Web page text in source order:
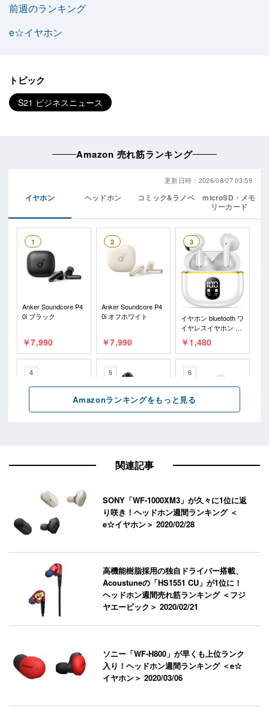
前週のランキング
e☆イヤホン
トピック
S21 ビジネスニュース
関連記事
SONY「WF-1000XM3」が久々に1位に返
り咲き！ヘッドホン週間ランキング ＜
e☆イヤホン＞2020/02/28
高機能樹脂採用の独自ドライバー搭載、
Acoustuneの「HS1551 CU」が1位に！
ヘッドホン週間売れ筋ランキング ＜フジ
ヤエービック＞2020/02/21
ソニー「WF-H800」が早くも上位ランク
入り！ヘッドホン週間ランキング ＜e☆
イヤホン＞2020/03/06